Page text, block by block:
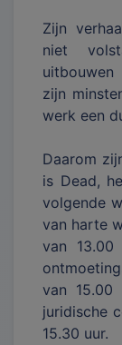
Zijn
niet
zijn
werk een
Daarom
is Dead,
volgende
van harte
van
van
juridische
15.30 uur.